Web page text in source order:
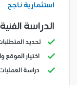
استثمارية ناجح
الدراسة
تحديد
اختيار الموقع
دراسة